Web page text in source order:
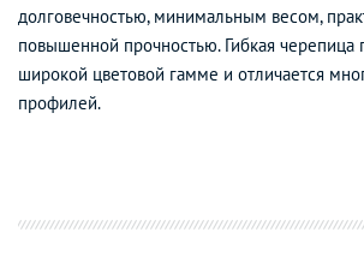
долговечностью, минимальным весом,
повышенной прочностью. Гибкая черепица
широкой цветовой гамме и отличается
профилей.